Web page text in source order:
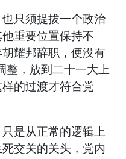
只须提拔一个政治
重要位置保持不
耀邦辞职，便没有
整，放到二十一大上
的过渡才符合党
是从正常的逻辑上
交关的关头，党内